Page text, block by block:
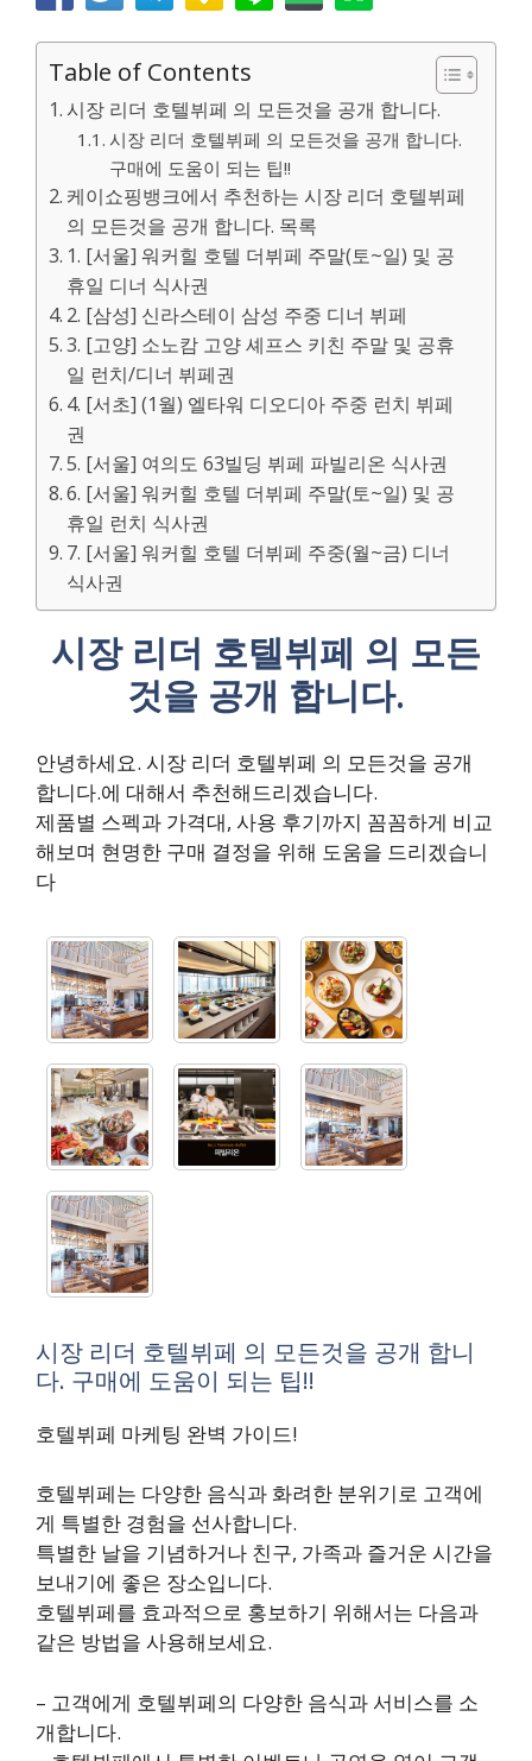
Table of Contents
시장 리더 호텔뷔페 의 모든것을 공개 합니다.
시장 리더 호텔뷔페 의 모든것을 공개 합니다.
구매에 도움이 되는 팁!!
케이쇼핑뱅크에서 추천하는 시장 리더 호텔뷔페
의 모든것을 공개 합니다. 목록
1. [서울] 워커힐 호텔 더뷔페 주말(토~일) 및 공
휴일 디너 식사권
2. [삼성] 신라스테이 삼성 주중 디너 뷔페
3. [고양] 소노캄 고양 셰프스 키친 주말 및 공휴
일 런치/디너 뷔페권
4. [서초] (1월) 엘타워 디오디아 주중 런치 뷔페
권
5. [서울] 여의도 63빌딩 뷔페 파빌리온 식사권
6. [서울] 워커힐 호텔 더뷔페 주말(토~일) 및 공
휴일 런치 식사권
7. [서울] 워커힐 호텔 더뷔페 주중(월~금) 디너
식사권
시장 리더 호텔뷔페 의 모든
것을 공개 합니다.
안녕하세요. 시장 리더 호텔뷔페 의 모든것을 공개
합니다.에 대해서 추천해드리겠습니다.
제품별 스펙과 가격대, 사용 후기까지 꼼꼼하게 비교
해보며 현명한 구매 결정을 위해 도움을 드리겠습니
다
시장 리더 호텔뷔페 의 모든것을 공개 합니
다. 구매에 도움이 되는 팁!!
호텔뷔페 마케팅 완벽 가이드!
호텔뷔페는 다양한 음식과 화려한 분위기로 고객에
게 특별한 경험을 선사합니다.
특별한 날을 기념하거나 친구, 가족과 즐거운 시간을
보내기에 좋은 장소입니다.
호텔뷔페를 효과적으로 홍보하기 위해서는 다음과
같은 방법을 사용해보세요.
– 고객에게 호텔뷔페의 다양한 음식과 서비스를 소
개합니다.